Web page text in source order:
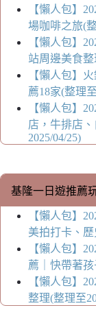
【懶人包】
場咖啡之旅(
【懶人包】
站周邊美食整
【懶人包】
薦18家(整理
【懶人包】
店，牛排店
2025/04/25)
基隆一日遊推薦
【懶人包】
美拍打卡、歷
【懶人包】
薦｜快帶著孩
【懶人包】
整理(整理至